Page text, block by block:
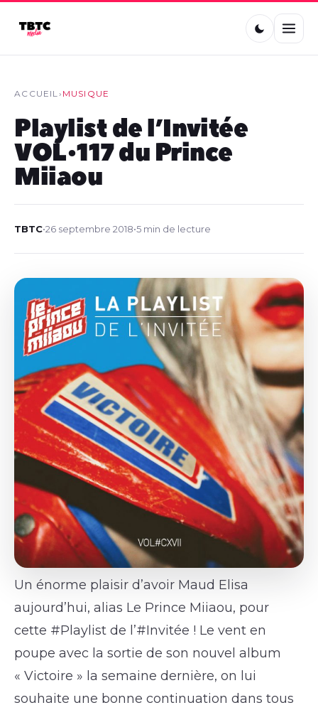
ACCUEIL› MUSIQUE
Playlist de l’Invitée
VOL•117 du Prince
Miiaou
TBTC•26 septembre 2018•5 min de lecture
Un énorme plaisir d’avoir Maud Elisa
aujourd’hui, alias Le Prince Miiaou, pour
cette #Playlist de l’#Invitée ! Le vent en
poupe avec la sortie de son nouvel album
« Victoire » la semaine dernière, on lui
souhaite une bonne continuation dans tous